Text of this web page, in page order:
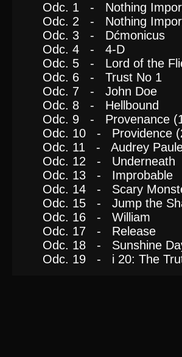
Odc. 1 - Nothing
Odc. 2 - Nothing
Odc. 3 - Dćmonicus
Odc. 4 - 4-D
Odc. 5 - Lord of the
Odc. 6 - Trust No 1
Odc. 7 - John Doe
Odc. 8 - Hellbound
Odc. 9 - Provenance
Odc. 10 - Providence
Odc. 11 - Audrey
Odc. 12 - Underneath
Odc. 13 - Improbable
Odc. 14 - Scary
Odc. 15 - Jump the
Odc. 16 - William
Odc. 17 - Release
Odc. 18 - Sunshine
Odc. 19 - i 20: The